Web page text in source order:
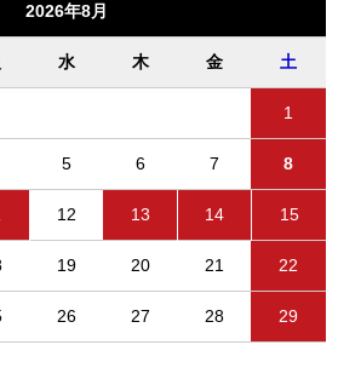
2026年8月
水 木 金 土
1
5 6 7 8
12 13 14 15
19 20 21 22
26 27 28 29